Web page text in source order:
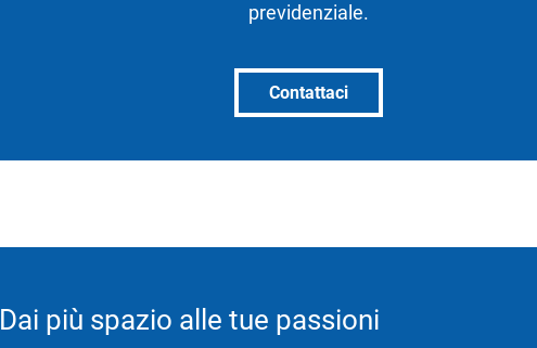
previdenziale.
Contattaci
Dai più spazio alle tue passioni